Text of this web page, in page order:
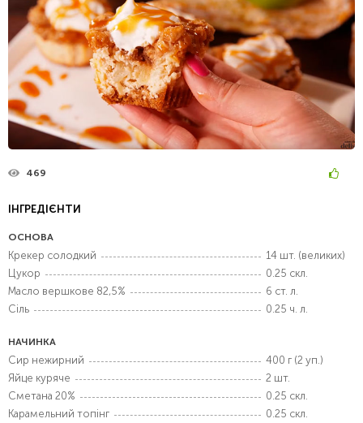
469
ІНГРЕДІЄНТИ
ОСНОВА
Крекер солодкий
14 шт. (великих)
Цукор
0.25 скл.
Масло вершкове 82,5%
6 ст. л.
Сіль
0.25 ч. л.
НАЧИНКА
Сир нежирний
400 г (2 уп.)
Яйце куряче
2 шт.
Сметана 20%
0.25 скл.
Карамельний топінг
0.25 скл.